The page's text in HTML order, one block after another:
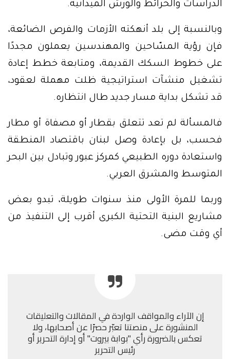
الدراسات والخرائط والورش الميدانية.
وبالنسبة إلى بلد أنهكته الأزمات والفرص الضائعة،
فإن رؤية المسّاحين والمهندسين يعملون مجددًا
على خطوط السكك القديمة، ومتابعة خطط إعادة
تشغيل منشآت استراتيجية ظلت مهملة لعقود،
قد تشكل بداية مسار جديد طال انتظاره.
فالمسألة لم تعد تتعلق بقطار أو مصفاة أو مطار
فحسب، بل بإعادة وصل لبنان باقتصاد المنطقة
واستعادة دوره الطبيعي كمركز عبور وتبادل بين البحر
المتوسط والمشرق العربي.
وربما للمرة الأولى منذ سنوات طويلة، تبدو بعض
مشاريع البنية التحتية الكبرى أقرب إلى التنفيذ من
أي وقت مضى.
إن الآراء والمواقف الواردة في المقالات والتعليقات
المنشورة على منصتنا تعبّر حصرًا عن أصحابها، ولا
تعكس بالضرورة رأي "بوابة بيروت" أو إدارة التحرير أو
رئيس التحرير